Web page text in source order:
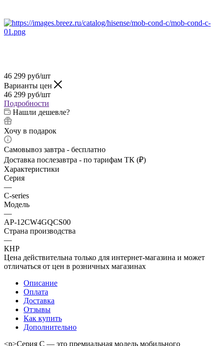
46 299 руб/шт
Варианты цен
46 299 руб/шт
Подробности
Нашли дешевле?
Хочу в подарок
Самовывоз завтра - бесплатно
Доставка послезавтра - по тарифам ТК (₽)
Характеристики
Серия
—
C-series
Модель
—
AP-12CW4GQCS00
Страна производства
—
КНР
Цена действительна только для интернет-магазина и может
отличаться от цен в розничных магазинах
Описание
Оплата
Доставка
Отзывы
Как купить
Дополнительно
<p>Серия C — это премиальная модель мобильного